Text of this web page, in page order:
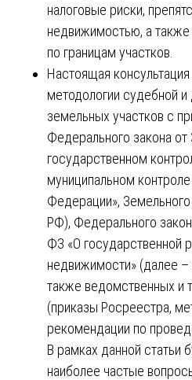
налоговые риски,
недвижимостью, а
по границам участков.
Настоящая
методологии судебной
земельных участков с
Федерального закона
государственном
муниципальном
Федерации»,
РФ), Федерального
ФЗ «О государственной
недвижимости» (далее
также ведомственных и
(приказы Росреестра,
рекомендации по
В рамках данной статьи
наиболее частые